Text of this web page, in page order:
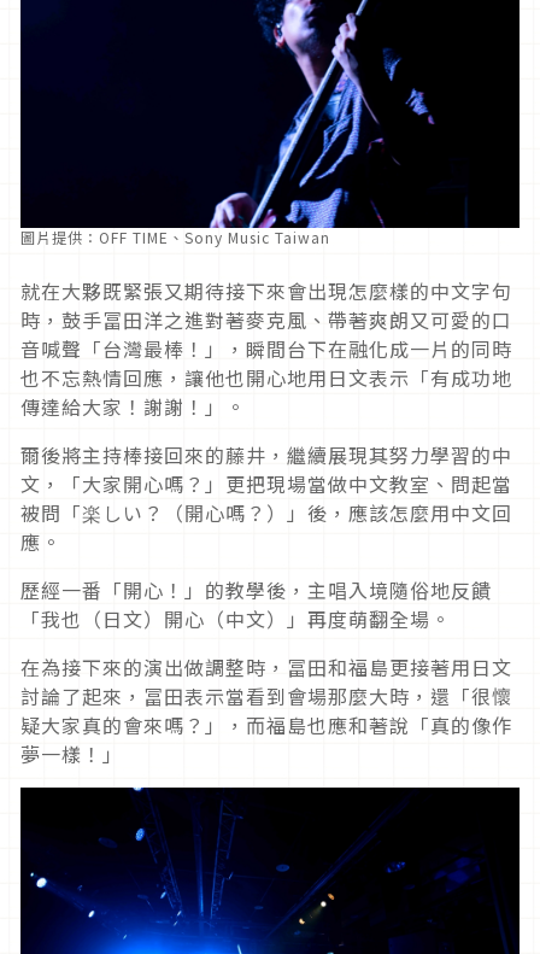
圖片提供：OFF TIME、Sony Music Taiwan
就在大夥既緊張又期待接下來會出現怎麼樣的中文字句
時，鼓手冨田洋之進對著麥克風、帶著爽朗又可愛的口
音喊聲「台灣最棒！」，瞬間台下在融化成一片的同時
也不忘熱情回應，讓他也開心地用日文表示「有成功地
傳達給大家！謝謝！」。
爾後將主持棒接回來的藤井，繼續展現其努力學習的中
文，「大家開心嗎？」更把現場當做中文教室、問起當
被問「楽しい？（開心嗎？）」後，應該怎麼用中文回
應。
歷經一番「開心！」的教學後，主唱入境隨俗地反饋
「我也（日文）開心（中文）」再度萌翻全場。
在為接下來的演出做調整時，冨田和福島更接著用日文
討論了起來，冨田表示當看到會場那麼大時，還「很懷
疑大家真的會來嗎？」，而福島也應和著說「真的像作
夢一樣！」